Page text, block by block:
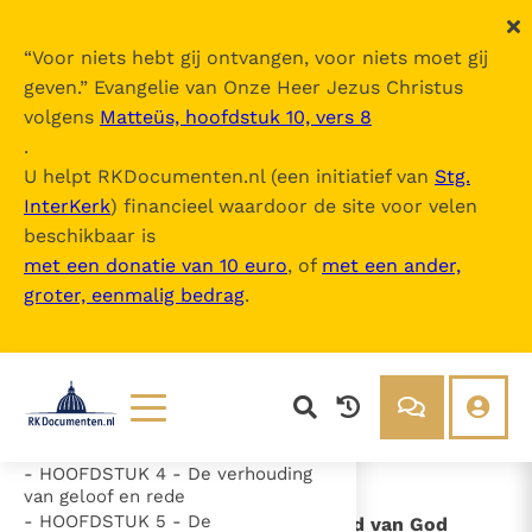
“Voor niets hebt gij ontvangen, voor niets moet gij
geven.” Evangelie van Onze Heer Jezus Christus
volgens Matteüs, hoofdstuk 10, vers 8
.
U helpt RKDocumenten.nl (een initiatief van Stg.
InterKerk) financieel waardoor de site voor velen
beschikbaar is
met een donatie van 10 euro, of met een ander,
groter, eenmalig bedrag.
Documenten
Over ons
Fides et Ratio
Inhoudsopgave
uitklappen
- Inleiding
van Gods wijsheid
- HOOFDSTUK 2 - Credo ut
intellegam
- HOOFDSTUK 3 - Intellego ut
- HOOFDSTUK 4 - De verhouding
van geloof en rede
- HOOFDSTUK 5 - De
- De essentiële eisen van het Woord van God